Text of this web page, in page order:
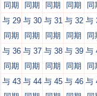
同期
同期
同期
同期
同
与 29
同期
与 30
同期
与 31
同期
与 32
同期
与
同
与 36
同期
与 37
同期
与 38
同期
与 39
同期
与
同
与 43 与 44 与 45 与 46 与